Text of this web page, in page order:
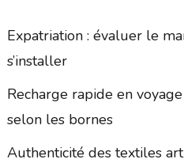
Expatriation : évaluer le
s’installer
Recharge rapide en
selon les bornes
Authenticité des textiles